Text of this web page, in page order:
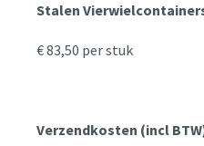
Stalen
€ 83,50 per stuk
Verzendkosten (incl